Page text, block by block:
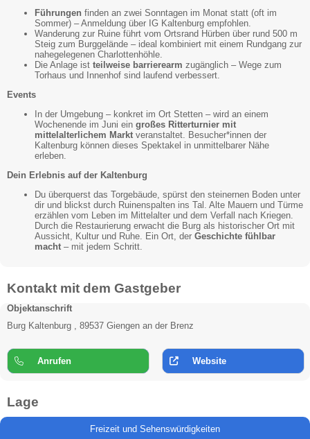
Führungen finden an zwei Sonntagen im Monat statt (oft im
Sommer) – Anmeldung über IG Kaltenburg empfohlen.
Wanderung zur Ruine führt vom Ortsrand Hürben über rund 500 m
Steig zum Burggelände – ideal kombiniert mit einem Rundgang zur
nahegelegenen Charlottenhöhle.
Die Anlage ist teilweise barrierearm zugänglich – Wege zum
Torhaus und Innenhof sind laufend verbessert.
Events
In der Umgebung – konkret im Ort Stetten – wird an einem
Wochenende im Juni ein großes Ritterturnier mit
mittelalterlichem Markt veranstaltet. Besucher*innen der
Kaltenburg können dieses Spektakel in unmittelbarer Nähe
erleben.
Dein Erlebnis auf der Kaltenburg
Du überquerst das Torgebäude, spürst den steinernen Boden unter
dir und blickst durch Ruinenspalten ins Tal. Alte Mauern und Türme
erzählen vom Leben im Mittelalter und dem Verfall nach Kriegen.
Durch die Restaurierung erwacht die Burg als historischer Ort mit
Aussicht, Kultur und Ruhe. Ein Ort, der Geschichte fühlbar
macht – mit jedem Schritt.
Kontakt mit dem Gastgeber
Objektanschrift
Burg Kaltenburg , 89537 Giengen an der Brenz
Anrufen Website
Lage
Freizeit und Sehenswürdigkeiten